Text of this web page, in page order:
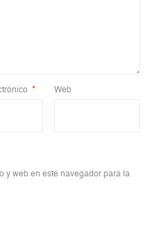
* Web
y web en este navegador para la